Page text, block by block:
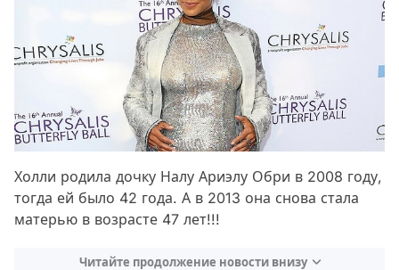
Холли родила дочку Налу Ариэлу Обри в 2008 году,
тогда ей было 42 года. А в 2013 она снова стала
матерью в возрасте 47 лет!!!
Читайте продолжение новости внизу